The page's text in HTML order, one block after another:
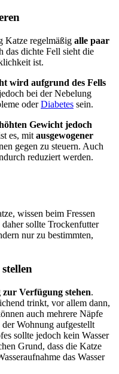
Katze regelmäßig alle paar
das dichte Fell sieht die
ist.
wird aufgrund des Fells
bei der Nebelung
oderDiabetes sein.
Gewicht jedoch
es, mit ausgewogener
gegen zu steuern. Auch
reduziert werden.
wissen beim Fressen
sollte Trockenfutter
nur zu bestimmten,
Verfügung stehen.
trinkt, vor allem dann,
auch mehrere Näpfe
der Wohnung aufgestellt
sollte jedoch kein Wasser
Grund, dass die Katze
das Wasser